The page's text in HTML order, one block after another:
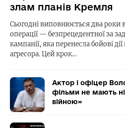
злам планів Кремля
Сьогодні виповнюється два роки
операції — безпрецедентної за
кампанії, яка перенесла бойові
агресора. Цей крок…
Актор і офіцер
фільми не мають
війною»